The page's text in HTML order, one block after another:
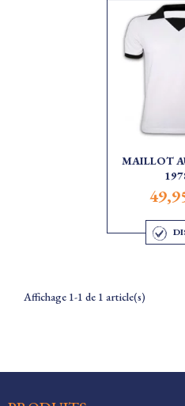
MAILLOT
Affichage 1-1 de 1 article(s)